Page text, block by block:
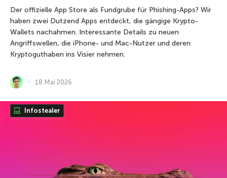
Der offizielle App Store als Fundgrube für Phishing-Apps? Wir
haben zwei Dutzend Apps entdeckt, die gängige Krypto-
Wallets nachahmen. Interessante Details zu neuen
Angriffswellen, die iPhone- und Mac-Nutzer und deren
Kryptoguthaben ins Visier nehmen.
18 Mai 2026
Infostealer